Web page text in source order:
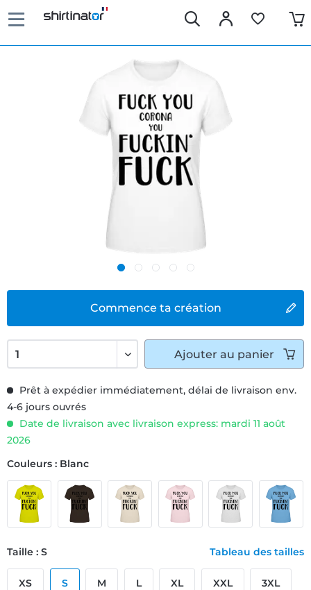
Commence ta création
Prêt à expédier immédiatement, délai de livraison env.
4-6 jours ouvrés
Date de livraison avec livraison express: mardi 11 août
2026
Couleurs : Blanc
Taille : S Tableau des tailles
XS S M L XL XXL 3XL
Ajouter au panier